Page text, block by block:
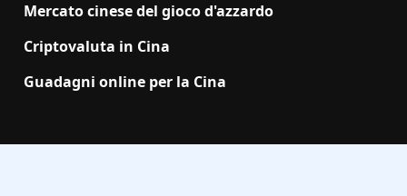
Mercato cinese del gioco d'azzardo
Criptovaluta in Cina
Guadagni online per la Cina